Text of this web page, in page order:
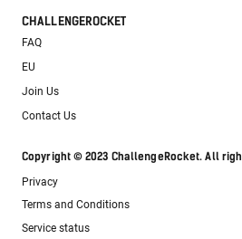
CHALLENGEROCKET
FAQ
EU
Join Us
Contact Us
Copyright © 2023 ChallengeRocket. All
Privacy
Terms and Conditions
Service status